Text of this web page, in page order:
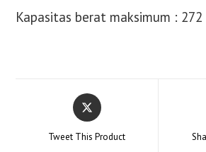
Kapasitas berat maksimum : 272
Opens
in
new
Tweet This Product